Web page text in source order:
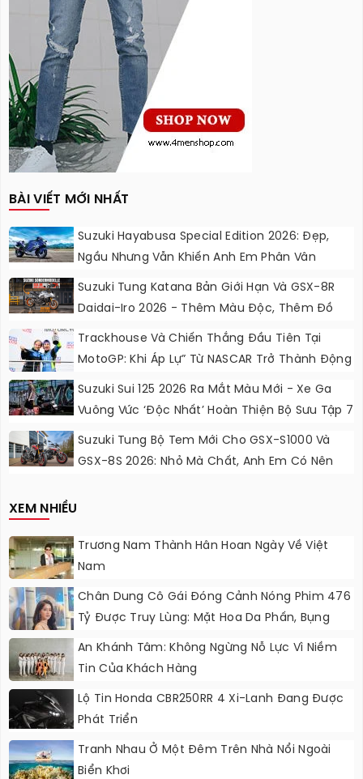
BÀI VIẾT MỚI NHẤT
Suzuki Hayabusa Special Edition 2026: Đẹp,
Ngầu Nhưng Vẫn Khiến Anh Em Phân Vân
Suzuki Tung Katana Bản Giới Hạn Và GSX-8R
Daidai-Iro 2026 - Thêm Màu Độc, Thêm Đồ
Chơi, Thêm Cá Tính
Trackhouse Và Chiến Thắng Đầu Tiên Tại
MotoGP: Khi Áp Lự” Từ NASCAR Trở Thành Động
Lực Ngọt Ngào
Suzuki Sui 125 2026 Ra Mắt Màu Mới - Xe Ga
Vuông Vức ‘độc Nhất’ Hoàn Thiện Bộ Sưu Tập 7
Sắc Cầu Vồng
Suzuki Tung Bộ Tem Mới Cho GSX-S1000 Và
GSX-8S 2026: Nhỏ Mà Chất, Anh Em Có Nên
XEM NHIỀU
Trương Nam Thành Hân Hoan Ngày Về Việt
Nam
Chân Dung Cô Gái Đóng Cảnh Nóng Phim 476
Tỷ Được Truy Lùng: Mặt Hoa Da Phấn, Bụng
“không Gợn Sóng”
An Khánh Tâm: Không Ngừng Nỗ Lực Vì Niềm
Tin Của Khách Hàng
Lộ Tin Honda CBR250RR 4 Xi-Lanh Đang Được
Phát Triển
Tranh Nhau Ở Một Đêm Trên Nhà Nổi Ngoài
Biển Khơi